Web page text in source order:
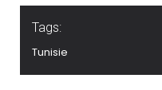
Tags:
Tunisie